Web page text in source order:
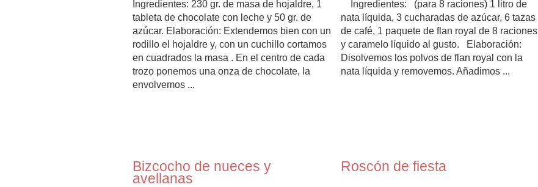
Ingredientes: 230 gr. de masa de hojaldre, 1
tableta de chocolate con leche y 50 gr. de
azúcar. Elaboración: Extendemos bien con un
rodillo el hojaldre y, con un cuchillo cortamos
en cuadrados la masa . En el centro de cada
trozo ponemos una onza de chocolate, la
envolvemos ...
Ingredientes: (para 8 raciones) 1 litro de
nata líquida, 3 cucharadas de azúcar, 6 tazas
de café, 1 paquete de flan royal de 8 raciones
y caramelo líquido al gusto. Elaboración:
Disolvemos los polvos de flan royal con la
nata líquida y removemos. Añadimos ...
Bizcocho de nueces y
avellanas
Roscón de fiesta